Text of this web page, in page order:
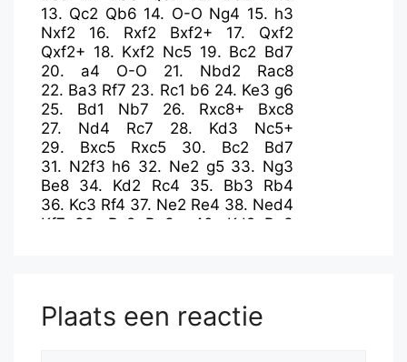
13. Qc2 Qb6 14. O-O Ng4 15. h3
Nxf2
16. Rxf2 Bxf2+ 17. Qxf2
Qxf2+ 18. Kxf2 Nc5 19. Bc2 Bd7
20. a4 O-O 21. Nbd2
Rac8
22. Ba3 Rf7 23. Rc1 b6 24. Ke3 g6
25. Bd1 Nb7 26. Rxc8+
Bxc8
27. Nd4 Rc7 28. Kd3
Nc5+
29. Bxc5 Rxc5 30. Bc2
Bd7
31. N2f3 h6 32. Ne2 g5 33. Ng3
Be8 34. Kd2 Rc4 35. Bb3
Rb4
36. Kc3 Rf4 37. Ne2 Re4 38. Ned4
Kf7
39. Bc2 Re3+ 40. Kd2
Ra3
Plaats een reactie